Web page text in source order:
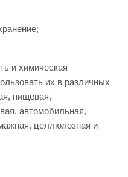
и химическая
их в различных
пищевая,
автомобильная,
целлюлозная и